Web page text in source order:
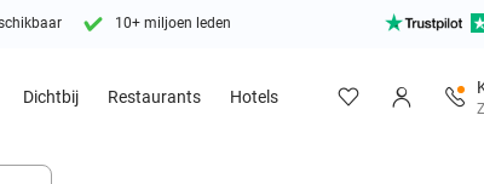
10+ miljoen leden
Dichtbij Restaurants Hotels